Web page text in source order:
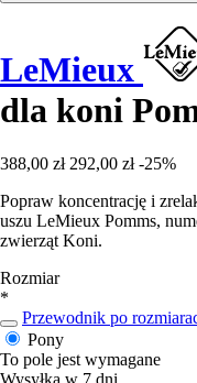
LeMieux
dla koni
388,00 zł 292,00 zł -25%
Popraw koncentrację i
uszu LeMieux Pomms,
zwierząt Koni.
Rozmiar
*
Przewodnik po
Pony
To pole jest wymagane